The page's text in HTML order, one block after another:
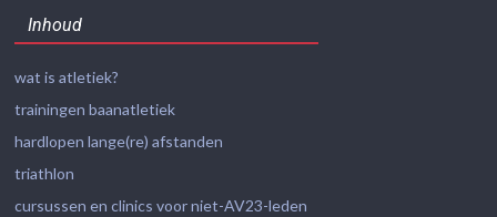
Inhoud
wat is atletiek?
trainingen baanatletiek
hardlopen lange(re) afstanden
triathlon
cursussen en clinics voor niet-AV23-leden